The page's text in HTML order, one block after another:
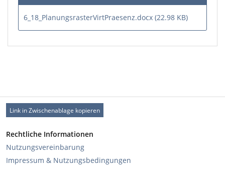
6_18_PlanungsrasterVirtPraesenz.docx (22.98 KB)
Link in Zwischenablage kopieren
Rechtliche Informationen
Nutzungsvereinbarung
Impressum & Nutzungsbedingungen